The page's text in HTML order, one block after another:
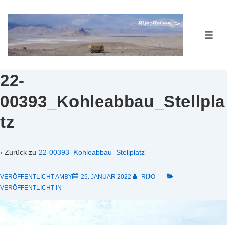
Zum
Inhalt
22-
00393_Kohleabbau_Stellpla
tz
‹ Zurück zu 22-00393_Kohleabbau_Stellplatz
VERÖFFENTLICHT AMBY 25. JANUAR 2022
RIJO
VERÖFFENTLICHT IN